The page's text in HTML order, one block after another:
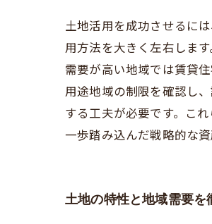
土地活用を成功させるに
用方法を大きく左右しま
需要が高い地域では賃貸
用途地域の制限を確認し
する工夫が必要です。こ
一歩踏み込んだ戦略的な
土地の特性と地域需要